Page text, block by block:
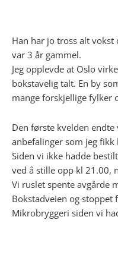
Han har jo tross alt
var 3 år gammel.
Jeg opplevde at Oslo
bokstavelig talt. En by
mange forskjellige fylker
Den første kvelden
anbefalinger som jeg fikk
Siden vi ikke hadde
ved å stille opp kl 21.00,
Vi ruslet spente avgårde
Bokstadveien og stoppet
Mikrobryggeri siden vi